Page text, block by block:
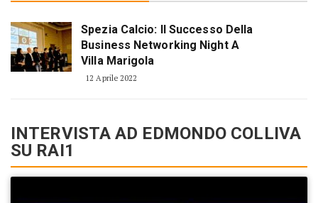
Spezia Calcio: Il Successo Della
Business Networking Night A
Villa Marigola
12 Aprile 2022
INTERVISTA AD EDMONDO COLLIVA
SU RAI1